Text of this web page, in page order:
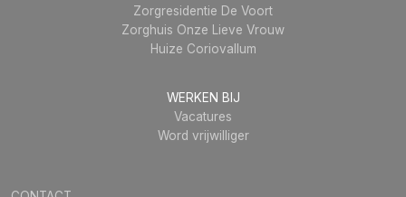
Zorgresidentie De Voort
Zorghuis Onze Lieve Vrouw
Huize Coriovallum
WERKEN BIJ
Vacatures
Word vrijwilliger